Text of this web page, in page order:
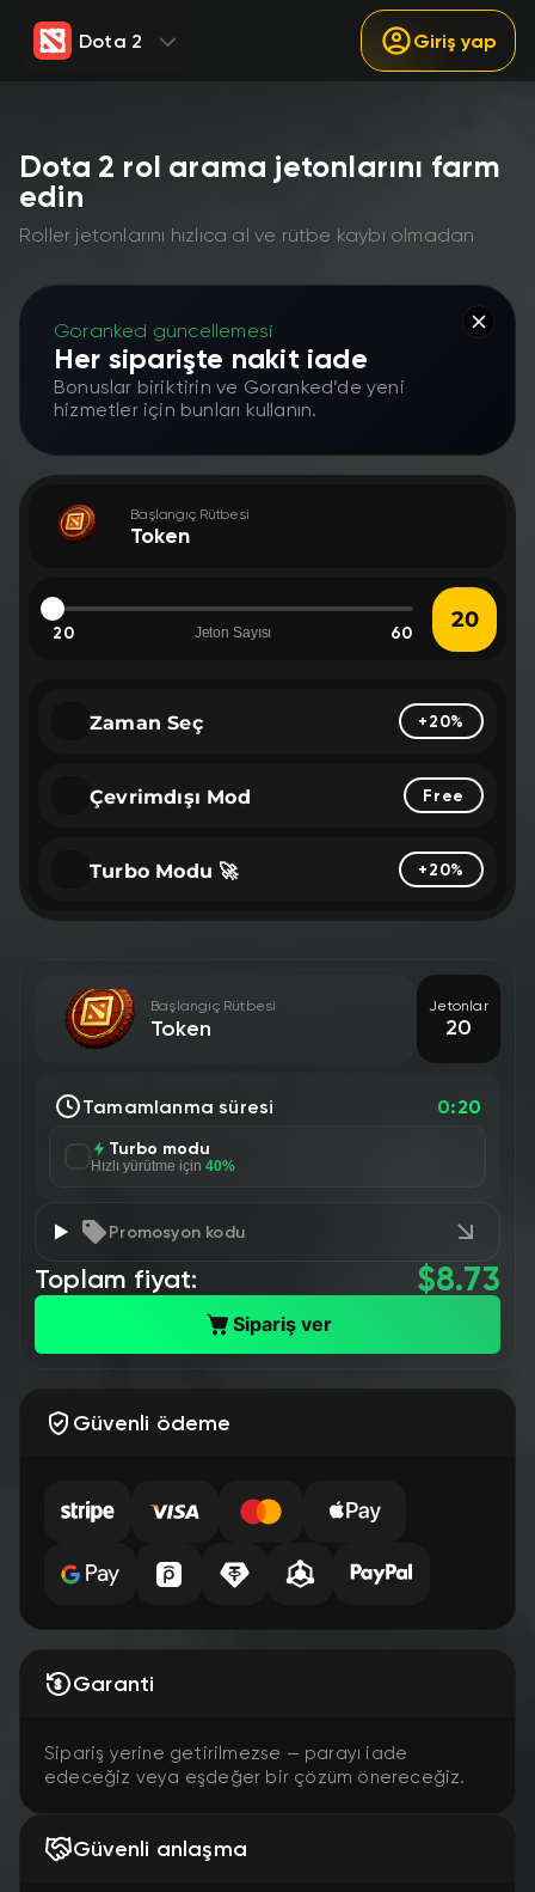
Dota 2 Giriş yap
Dota 2 rol arama jetonlarını farm
edin
Roller jetonlarını hızlıca al ve rütbe kaybı olmadan
Goranked güncellemesi
Her siparişte nakit iade
Bonuslar biriktirin ve Goranked’de yeni
hizmetler için bunları kullanın.
Başlangıç Rütbesi
Token
20 Jeton Sayısı 60
Zaman Seç +20%
Çevrimdışı Mod Free
Turbo Modu 🚀 +20%
Başlangıç Rütbesi
Token
Jetonlar
20
Tamamlanma süresi 0:20
Turbo modu
Hızlı yürütme için 40%
Promosyon kodu
Toplam fiyat: 8.73
$
Sipariş ver
Güvenli ödeme
Garanti
Sipariş yerine getirilmezse — parayı iade
edeceğiz veya eşdeğer bir çözüm önereceğiz.
Güvenli anlaşma